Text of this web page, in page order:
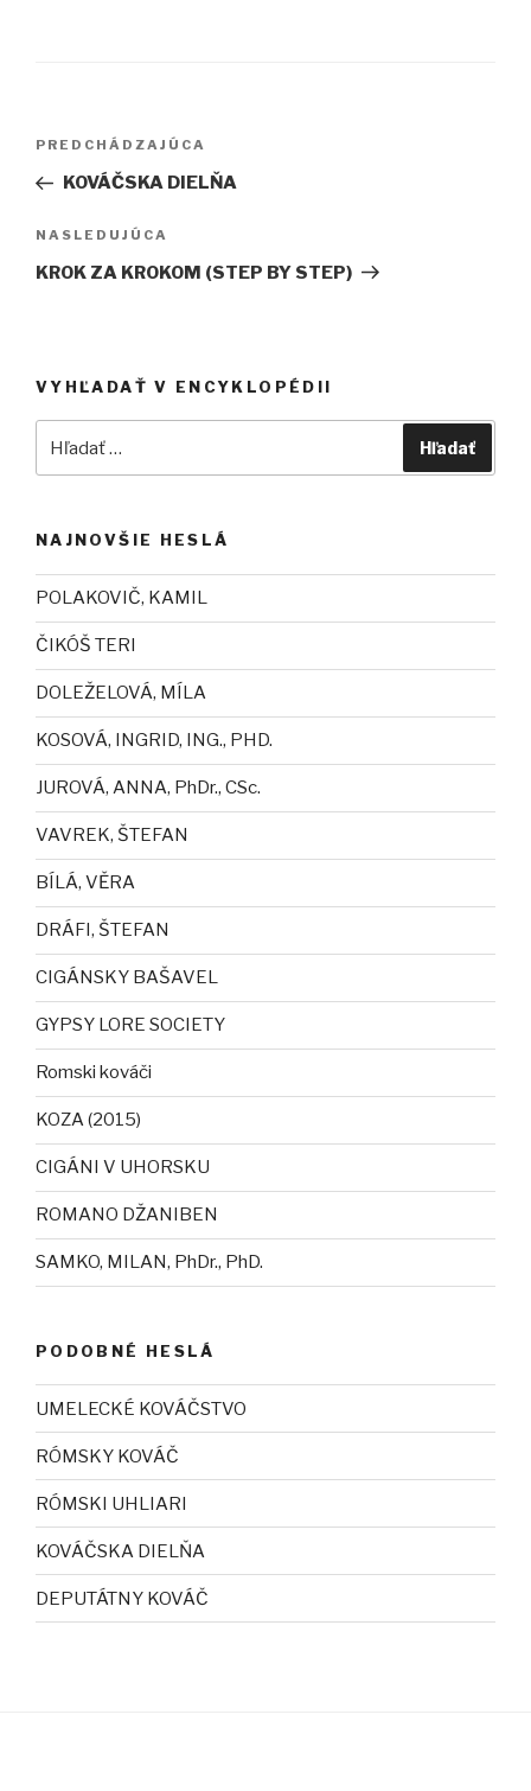
Navigácia
článku
Predchádzajúci
článok
PREDCHÁDZAJÚCA
KOVÁČSKA DIELŇA
Ďalší
článok
NASLEDUJÚCA
KROK ZA KROKOM (STEP BY STEP)
VYHĽADAŤ V ENCYKLOPÉDII
Hľadať
NAJNOVŠIE HESLÁ
POLAKOVIČ, KAMIL
ČIKÓŠ TERI
DOLEŽELOVÁ, MÍLA
KOSOVÁ, INGRID, ING., PHD.
JUROVÁ, ANNA, PhDr., CSc.
VAVREK, ŠTEFAN
BÍLÁ, VĚRA
DRÁFI, ŠTEFAN
CIGÁNSKY BAŠAVEL
GYPSY LORE SOCIETY
Romski kováči
KOZA (2015)
CIGÁNI V UHORSKU
ROMANO DŽANIBEN
SAMKO, MILAN, PhDr., PhD.
PODOBNÉ HESLÁ
UMELECKÉ KOVÁČSTVO
RÓMSKY KOVÁČ
RÓMSKI UHLIARI
KOVÁČSKA DIELŇA
DEPUTÁTNY KOVÁČ